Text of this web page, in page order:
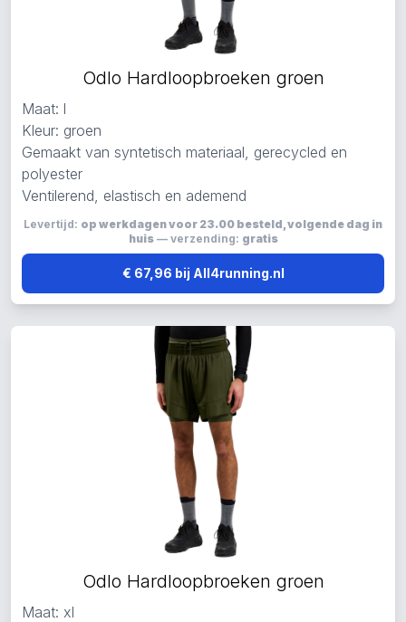
Odlo Hardloopbroeken groen
Maat: l
Kleur: groen
Gemaakt van syntetisch materiaal, gerecycled en
polyester
Ventilerend, elastisch en ademend
Levertijd: op werkdagen voor 23.00 besteld, volgende dag in
huis— verzending: gratis
€ 67,96 bij All4running.nl
Odlo Hardloopbroeken groen
Maat: xl